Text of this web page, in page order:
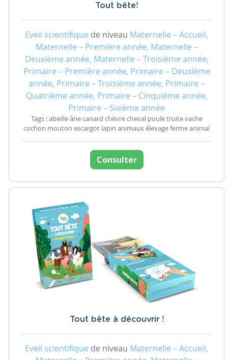
Tout bête!
Eveil scientifique de niveau Maternelle – Accueil,
Maternelle – Première année, Maternelle –
Deuxième année, Maternelle – Troisième année,
Primaire – Première année, Primaire – Deuxième
année, Primaire – Troisième année, Primaire –
Quatrième année, Primaire – Cinquième année,
Primaire – Sixième année
Tags : abeille âne canard chèvre cheval poule truite vache
cochon mouton escargot lapin animaux élevage ferme animal
Consulter
Tout bête à découvrir !
Eveil scientifique de niveau Maternelle – Accueil,